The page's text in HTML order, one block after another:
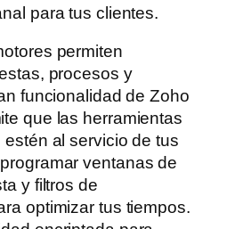
para tus clientes.
permiten
procesos y
funcionalidad de Zoho
que las herramientas
al servicio de tus
ventanas de
y filtros de
optimizar tus tiempos.